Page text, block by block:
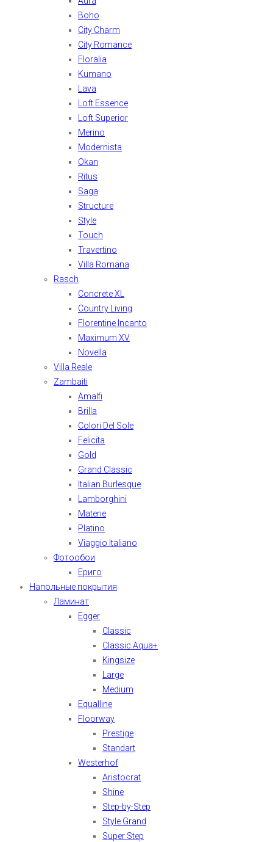
Boho
City Charm
City Romance
Floralia
Kumano
Lava
Loft Essence
Loft Superior
Merino
Modernista
Okan
Ritus
Saga
Structure
Style
Touch
Travertino
Villa Romana
Rasch
Concrete XL
Country Living
Florentine Incanto
Maximum XV
Novella
Villa Reale
Zambaiti
Amalfi
Brilla
Colori Del Sole
Felicita
Gold
Grand Classic
Italian Burlesque
Lamborghini
Materie
Platino
Viaggio Italiano
Фотообои
Ериго
Напольные покрытия
Ламинат
Egger
Classic
Classic Aqua+
Kingsize
Large
Medium
Equalline
Floorway
Prestige
Standart
Westerhof
Aristocrat
Shine
Step-by-Step
Style Grand
Super Step